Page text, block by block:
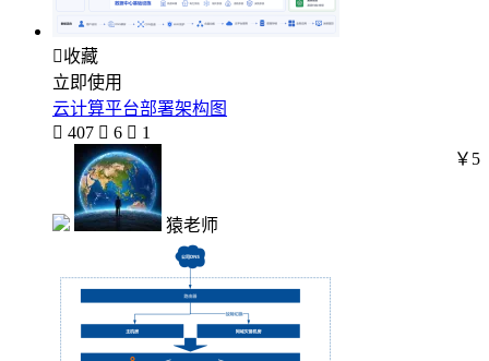
收藏
立即使用
云计算平台部署架构图
 407  6  1
猿老师
￥5